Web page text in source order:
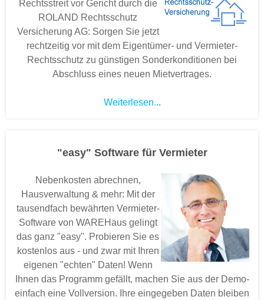
Rechtsstreit vor Gericht durch die
ROLAND Rechtsschutz
Versicherung AG: Sorgen Sie jetzt
rechtzeitig vor mit dem Eigentümer- und Vermieter-
Rechtsschutz zu günstigen Sonderkonditionen bei
Abschluss eines neuen Mietvertrages.
Weiterlesen...
"easy" Software für Vermieter
Nebenkosten abrechnen,
Hausverwaltung & mehr: Mit der
tausendfach bewährten Vermieter-
Software von WAREHaus gelingt
das ganz "easy". Probieren Sie es
kostenlos aus - und zwar mit Ihren
eigenen "echten" Daten! Wenn
Ihnen das Programm gefällt, machen Sie aus der Demo-
einfach eine Vollversion. Ihre eingegeben Daten bleiben